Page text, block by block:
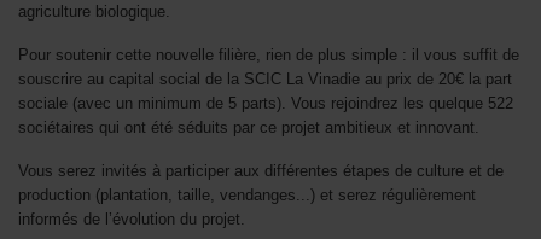
agriculture biologique.
Pour soutenir cette nouvelle filière, rien de plus simple : il vous suffit de
souscrire au capital social de la SCIC La Vinadie au prix de 20€ la part
sociale (avec un minimum de 5 parts). Vous rejoindrez les quelque 522
sociétaires qui ont été séduits par ce projet ambitieux et innovant.
Vous serez invités à participer aux différentes étapes de culture et de
production (plantation, taille, vendanges...) et serez régulièrement
informés de l’évolution du projet.